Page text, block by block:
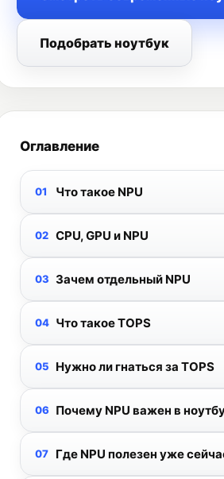
Подобрать ноутбук
Оглавление
Что такое NPU
CPU, GPU и NPU
Зачем отдельный NPU
Что такое TOPS
Нужно ли гнаться за TOPS
Почему NPU важен в
Где NPU полезен уже